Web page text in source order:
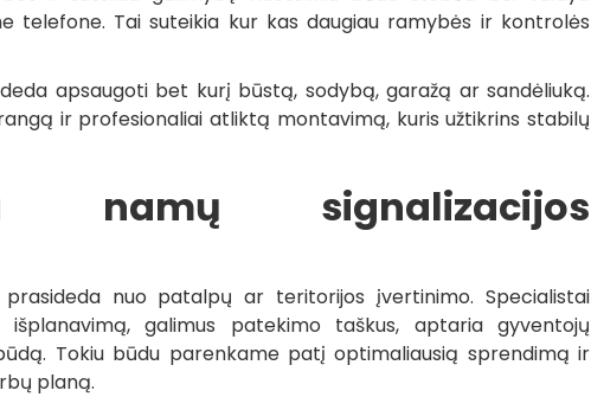
telefone. Tai suteikia kur kas daugiau ramybės ir kontrolės
apsaugoti bet kurį būstą, sodybą, garažą ar sandėliuką.
ir profesionaliai atliktą montavimą, kuris užtikrins stabilų
namų signalizacijos
prasideda nuo patalpų ar teritorijos įvertinimo. Specialistai
galimus patekimo taškus, aptaria gyventojų
Tokiu būdu parenkame patį optimaliausią sprendimą ir
planą.